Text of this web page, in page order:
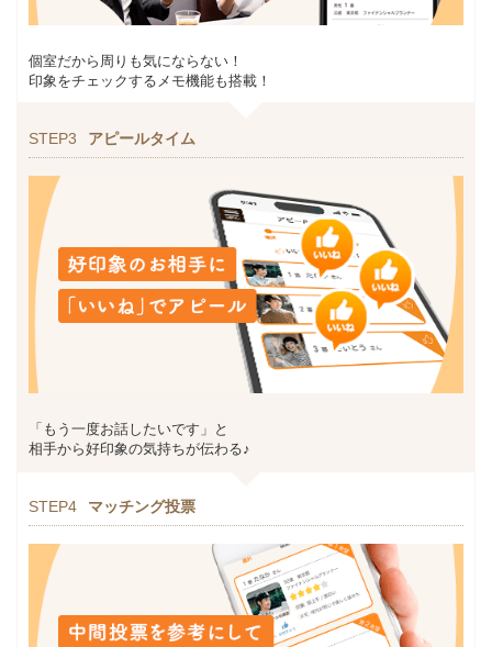
個室だから周りも気にならない！
印象をチェックするメモ機能も搭載！
STEP3 アピールタイム
「もう一度お話したいです」と
相手から好印象の気持ちが伝わる♪
STEP4 マッチング投票